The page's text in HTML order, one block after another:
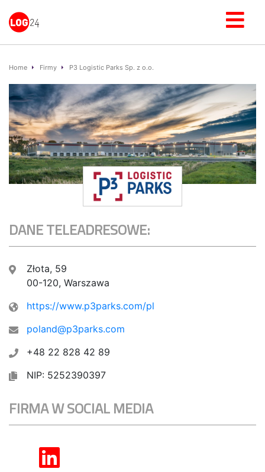
Home Firmy P3 Logistic Parks Sp. z o.o.
DANE TELEADRESOWE:
Złota, 59
00-120, Warszawa
https://www.p3parks.com/pl
poland@p3parks.com
+48 22 828 42 89
NIP: 5252390397
FIRMA W SOCIAL MEDIA